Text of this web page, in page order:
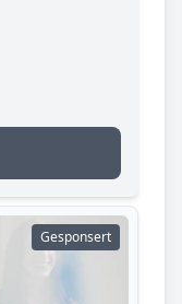
Gesponsert